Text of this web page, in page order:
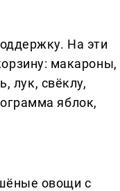
На эти
макароны,
лук, свёклу,
яблок,
овощи с